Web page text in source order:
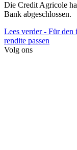
Die Credit Agricole
Bank abgeschlossen.
Lees verder- Für den
rendite passen
Volg ons